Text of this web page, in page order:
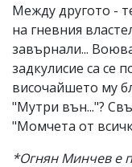
Между другото -
на гневния
завърнали...
задкулисие са се
височайшето му
"Мутри вън..."?
"Момчета от
*Огнян Минчев е